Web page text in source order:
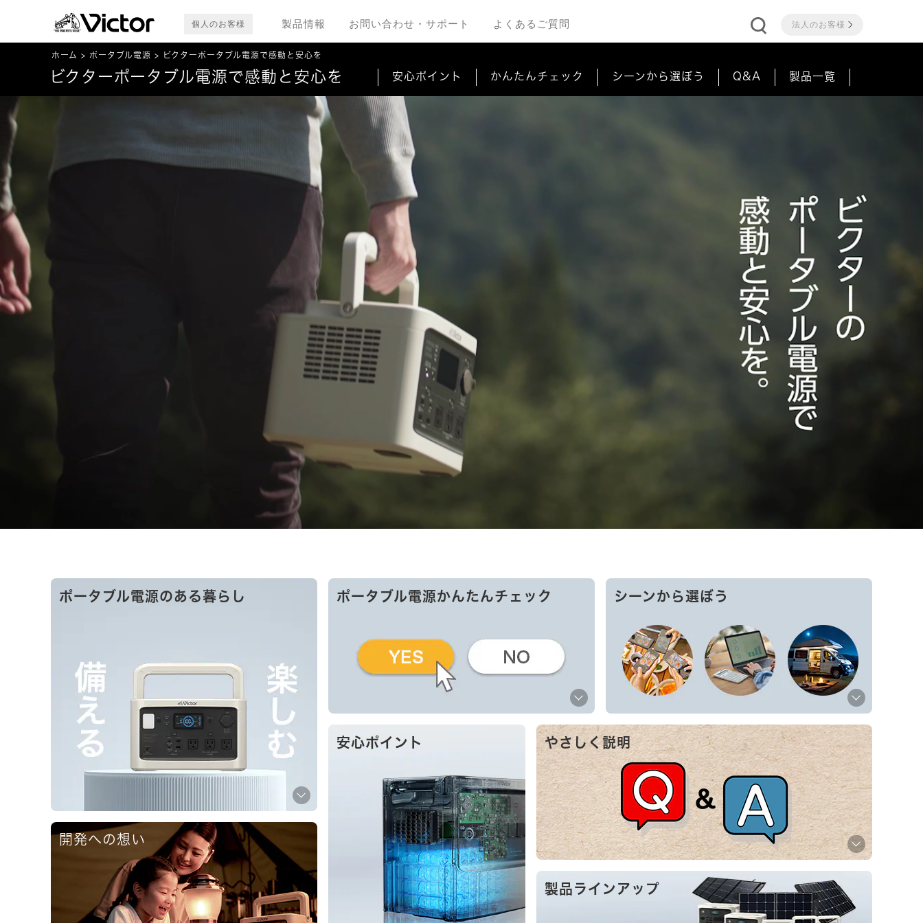
個人のお客様 製品情報 お問い合わせ・サポート よくあるご質問 法人のお客様
ホーム ポータブル電源 ビクターポータブル電源で感動と安心を
ビクターポータブル電源で感動と安心を 安心ポイント かんたんチェック シーンから選ぼう Q&A 製品一覧
ポータブル電源のある暮らし ポータブル電源かんたんチェック シーンから選ぼう
開発への想い
安心ポイント やさしく説明
製品ラインアップ